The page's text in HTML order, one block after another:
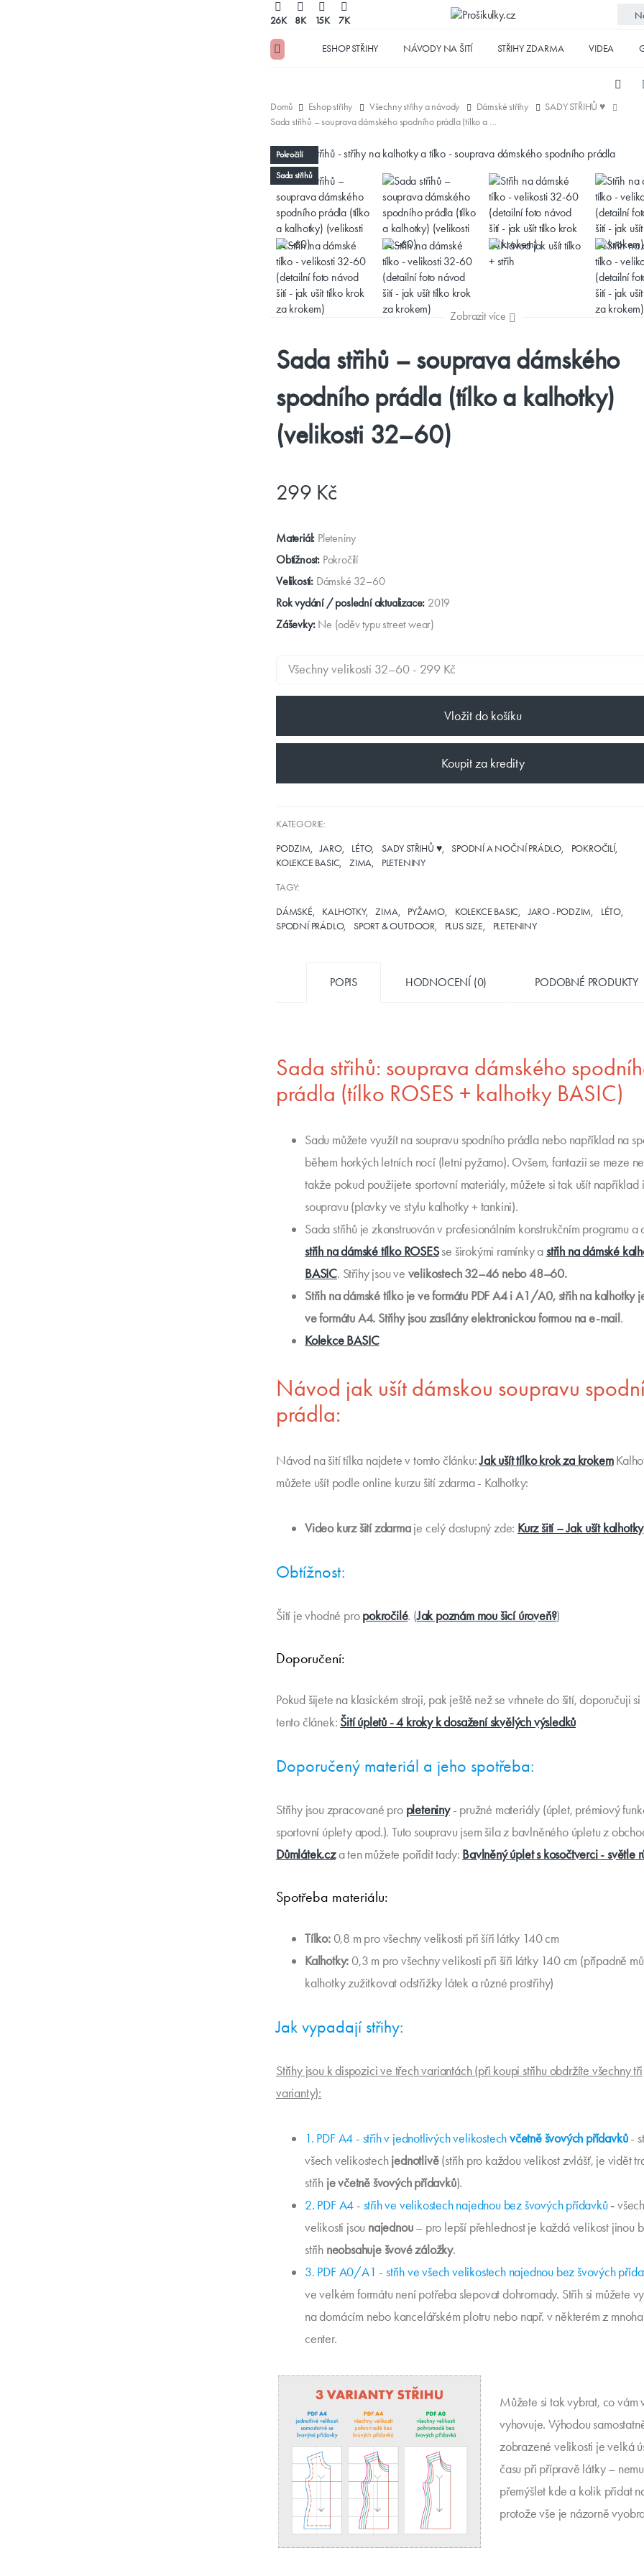
26K 8K 15K 7K
ESHOP STŘIHY NÁVODY NA ŠITÍ STŘIHY ZDARMA VIDEA
Domů
Eshop střihy Všechny střihy a návody Dámské střihy
SADY STŘIHŮ ♥
Zobrazit více
Pokročilí
Sada střihů
Sada střihů – souprava dámského
spodního prádla (tílko a kalhotky)
(velikosti 32–60)
299 Kč
Materiál: Pleteniny
Obtížnost: Pokročilí
Velikosti: Dámské 32–60
Rok vydání / poslední aktualizace: 2019
Záševky: Ne (oděv typu street wear)
Vložit do košíku
Koupit za kredity
KATEGORIE:
PODZIM JARO LÉTO SADY STŘIHŮ ♥ SPODNÍ A NOČNÍ PRÁDLO
POKROČILÍ
KOLEKCE BASIC
ZIMA PLETENINY
TAGY:
DÁMSKÉ KALHOTKY ZIMA PYŽAMO KOLEKCE BASIC JARO - PODZIM
LÉTO
SPODNÍ PRÁDLO
SPORT & OUTDOOR PLUS SIZE PLETENINY
POPIS HODNOCENÍ (0) PODOBNÉ PRODUKTY
Sada střihů: souprava dámského
prádla (tílko ROSES + kalhotky BASIC)
Sadu můžete využít na soupravu spodního prádla nebo například na
během horkých letních nocí (letní pyžamo). Ovšem, fantazii se meze
takže pokud použijete sportovní materiály, můžete si tak ušít například
soupravu (plavky ve stylu kalhotky + tankini).
Sada střihů je zkonstruován v profesionálním konstrukčním programu a
střih na dámské tílko ROSESse širokými ramínky astřih na dámské
BASIC. Střihy jsou ve velikostech 32–46 nebo 48–60.
Střih na dámské tílko je ve formátu PDF A4 i A1/A0, střih na kalhotky
ve formátu A4. Střihy jsou zasílány elektronickou formou na e-mail.
Kolekce BASIC
Návod jak ušít dámskou soupravu
prádla:
Návod na šití tílka najdete v tomto článku:Jak ušít tílko krok za krokem
můžete ušít podle online kurzu šití zdarma - Kalhotky:
Video kurz šití zdarmaje celý dostupný zde: Kurz šití – Jak ušít kalhotky
Obtížnost:
Šití je vhodné propokročilé. (Jak poznám mou šicí úroveň?)
Doporučení:
Pokud šijete na klasickém stroji, pak ještě než se vrhnete do šití, doporučuji si
tento článek: Šití úpletů - 4 kroky k dosažení skvělých výsledků
Doporučený materiál a jeho spotřeba:
Střihy jsou zpracované pro pleteniny- pružné materiály (úplet, prémiový
sportovní úplety apod.). Tuto soupravu jsem šila z bavlněného úpletu z
Důmlátek.cza ten můžete pořídit tady: Bavlněný úplet s kosočtverci - světle
Spotřeba materiálu:
Tílko:0,8 m pro všechny velikosti při šíři látky 140 cm
Kalhotky: 0,3 m pro všechny velikosti při šíři látky 140 cm (případně
kalhotky zužitkovat odstřižky látek a různé prostřihy)
Jak vypadají střihy:
Střihy jsou k dispozici ve třech variantách (při koupi střihu obdržíte všechny tři
varianty):
1. PDF A4 - střih v jednotlivých velikostechvčetně švových přídavků-
všech velikostechjednotlivě(střih pro každou velikost zvlášť, je vidět
střih je včetně švových přídavků).
2. PDF A4 - střih ve velikostech najednou bez švových přídavků-
velikosti jsou najednou– pro lepší přehlednost je každá velikost jinou
střih neobsahuje švové záložky.
3. PDF A0/A1 - střih ve všech velikostech najednou bez švových
ve velkém formátu není potřeba slepovat dohromady. Střih si můžete
na domácím nebo kancelářském plotru nebo např. v některém z
center.
Můžete si tak vybrat, co vám
vyhovuje. Výhodou
zobrazené velikosti je velká
času při přípravě látky –
přemýšlet kde a kolik přidat
protože vše je názorně